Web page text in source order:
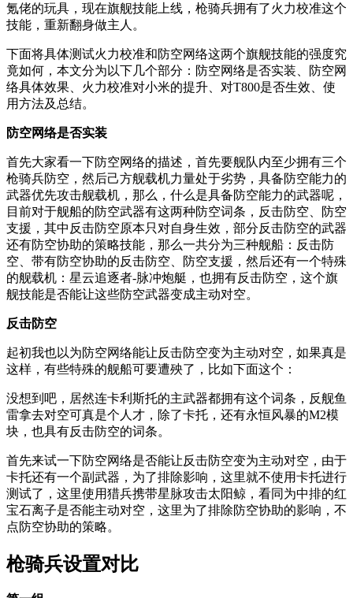
氪佬的玩具，现在旗舰技能上线，枪骑兵拥有了火力校准这个
技能，重新翻身做主人。
下面将具体测试火力校准和防空网络这两个旗舰技能的强度究
竟如何，本文分为以下几个部分：防空网络是否实装、防空网
络具体效果、火力校准对小米的提升、对T800是否生效、使
用方法及总结。
防空网络是否实装
首先大家看一下防空网络的描述，首先要舰队内至少拥有三个
枪骑兵防空，然后己方舰载机力量处于劣势，具备防空能力的
武器优先攻击舰载机，那么，什么是具备防空能力的武器呢，
目前对于舰船的防空武器有这两种防空词条，反击防空、防空
支援，其中反击防空原本只对自身生效，部分反击防空的武器
还有防空协助的策略技能，那么一共分为三种舰船：反击防
空、带有防空协助的反击防空、防空支援，然后还有一个特殊
的舰载机：星云追逐者-脉冲炮艇，也拥有反击防空，这个旗
舰技能是否能让这些防空武器变成主动对空。
反击防空
起初我也以为防空网络能让反击防空变为主动对空，如果真是
这样，有些特殊的舰船可要遭殃了，比如下面这个：
没想到吧，居然连卡利斯托的主武器都拥有这个词条，反舰鱼
雷拿去对空可真是个人才，除了卡托，还有永恒风暴的M2模
块，也具有反击防空的词条。
首先来试一下防空网络是否能让反击防空变为主动对空，由于
卡托还有一个副武器，为了排除影响，这里就不使用卡托进行
测试了，这里使用猎兵携带星脉攻击太阳鲸，看同为中排的红
宝石离子是否能主动对空，这里为了排除防空协助的影响，不
点防空协助的策略。
枪骑兵设置对比